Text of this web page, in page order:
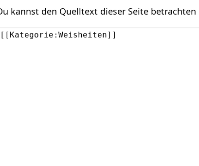
kannst den Quelltext dieser Seite